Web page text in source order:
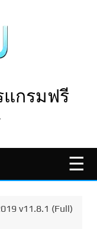
แกรมฟรี
v11.8.1 (Full)